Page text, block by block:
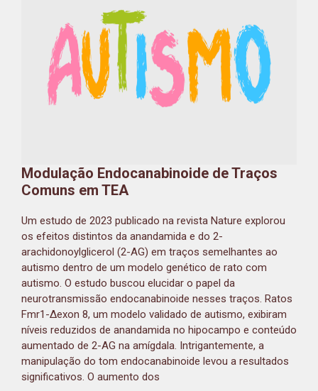
Modulação Endocanabinoide de Traços
Comuns em TEA
Um estudo de 2023 publicado na revista Nature explorou
os efeitos distintos da anandamida e do 2-
arachidonoylglicerol (2-AG) em traços semelhantes ao
autismo dentro de um modelo genético de rato com
autismo. O estudo buscou elucidar o papel da
neurotransmissão endocanabinoide nesses traços. Ratos
Fmr1-Δexon 8, um modelo validado de autismo, exibiram
níveis reduzidos de anandamida no hipocampo e conteúdo
aumentado de 2-AG na amígdala. Intrigantemente, a
manipulação do tom endocanabinoide levou a resultados
significativos. O aumento dos